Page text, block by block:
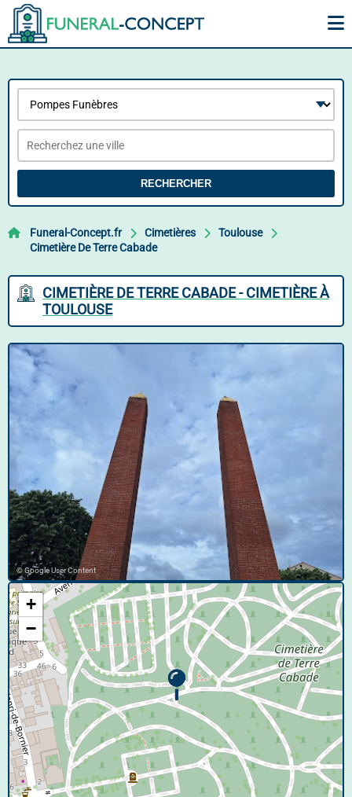
RECHERCHER
Funeral-Concept.fr Cimetières
Toulouse
Cimetière De Terre Cabade
CIMETIÈRE DE TERRE CABADE - CIMETIÈRE À
TOULOUSE
© Google User Content
+
−